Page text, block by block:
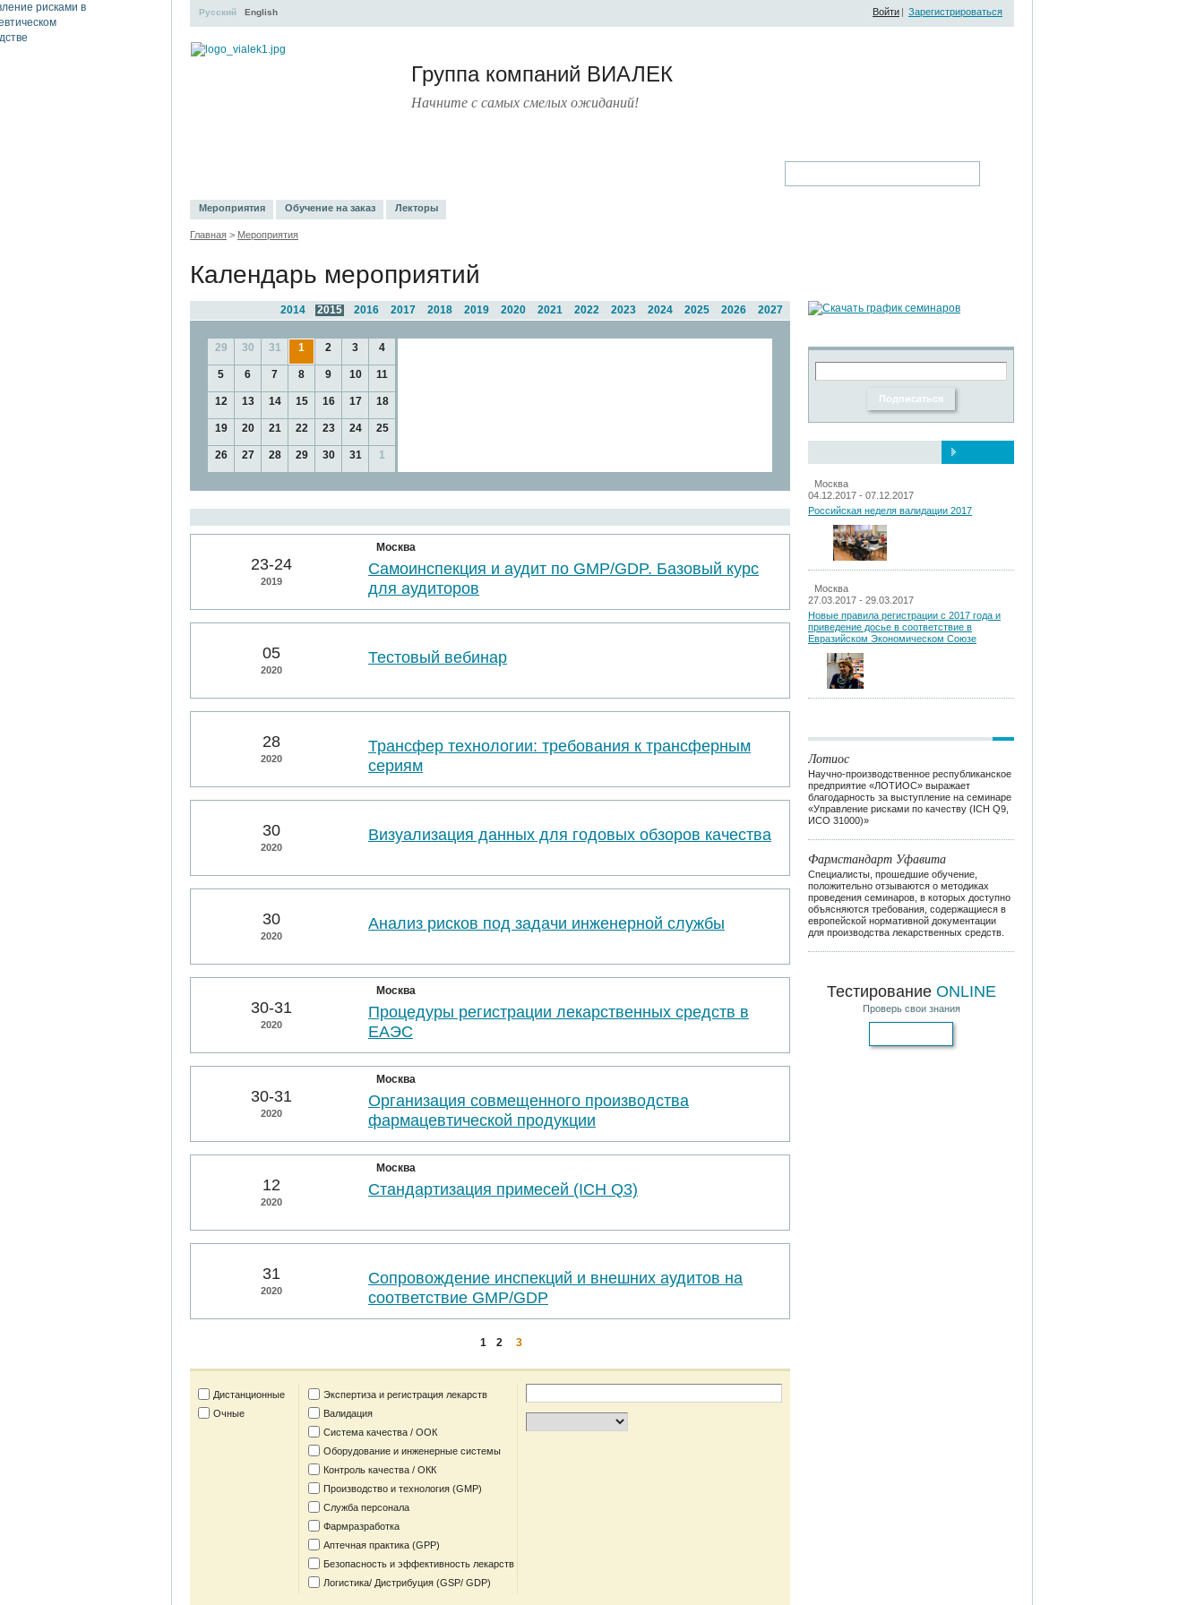
Группа компаний ВИАЛЕК
Начните с самых смелых ожиданий!
Русский English Войти | Зарегистрироваться
Мероприятия Обучение на заказ Лекторы
Главная > Мероприятия
Календарь мероприятий
2027
2026
2025
2024
2023
2022
2021
2020
2019
2018
2017
2016
2015
2014
29 30 31 1 2 3 4
5 6 7 8 9 10 11
12 13 14 15 16 17 18
19 20 21 22 23 24 25
26 27 28 29 30 31 1
23-24
2019
Москва
Самоинспекция и аудит по GMP/GDP. Базовый курс
для аудиторов
05
2020
Тестовый вебинар
28
2020
Трансфер технологии: требования к трансферным
сериям
30
2020
Визуализация данных для годовых обзоров качества
30
2020
Анализ рисков под задачи инженерной службы
30-31
2020
Москва
Процедуры регистрации лекарственных средств в
ЕАЭС
30-31
2020
Москва
Организация совмещенного производства
фармацевтической продукции
12
2020
Москва
Стандартизация примесей (ICH Q3)
31
2020
Сопровождение инспекций и внешних аудитов на
соответствие GMP/GDP
1 2 3
Дистанционные
Очные
Экспертиза и регистрация лекарств
Валидация
Система качества / ООК
Оборудование и инженерные системы
Контроль качества / ОКК
Производство и технология (GMP)
Служба персонала
Фармразработка
Аптечная практика (GPP)
Безопасность и эффективность лекарств
Логистика/ Дистрибуция (GSP/ GDP)
Москва
04.12.2017 - 07.12.2017
Российская неделя валидации 2017
Москва
27.03.2017 - 29.03.2017
Новые правила регистрации c 2017 года и
приведение досье в соответствие в
Евразийском Экономическом Союзе
Лотиос
Научно-производственное республиканское
предприятие «ЛОТИОС» выражает
благодарность за выступление на семинаре
«Управление рисками по качеству (ICH Q9,
ИСО 31000)»
Фармстандарт Уфавита
Специалисты, прошедшие обучение,
положительно отзываются о методиках
проведения семинаров, в которых доступно
объясняются требования, содержащиеся в
европейской нормативной документации
для производства лекарственных средств.
Тестирование ONLINE
Проверь свои знания